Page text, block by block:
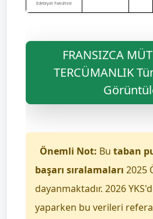
Edebiyat Fakültesi
FRANSIZCA
TERCÜMANLIK
Önemli Not: Bu taban
başarı sıralamaları 2025
dayanmaktadır. 2026
yaparken bu verileri